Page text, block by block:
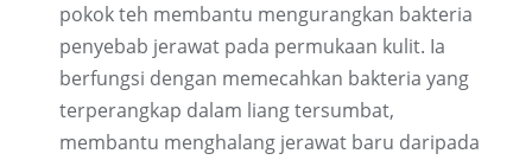
pokok teh membantu mengurangkan bakteria
penyebab jerawat pada permukaan kulit. Ia
berfungsi dengan memecahkan bakteria yang
terperangkap dalam liang tersumbat,
membantu menghalang jerawat baru daripada